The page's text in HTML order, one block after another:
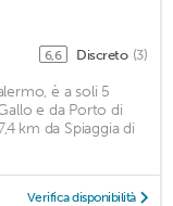
6,6 Discreto (3)
è a soli 5
e da Porto di
km da Spiaggia di
Verifica disponibilità